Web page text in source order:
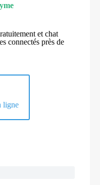
et chat
connectés près de
ligne